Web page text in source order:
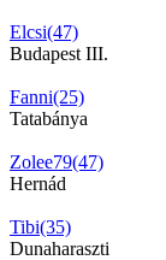
Elcsi(47)
Budapest III.
Fanni(25)
Tatabánya
Zolee79(47)
Hernád
Tibi(35)
Dunaharaszti